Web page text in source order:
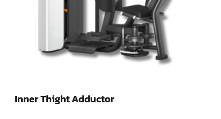
Inner Thight Adductor